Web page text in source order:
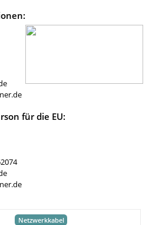
für die EU:
Netzwerkkabel